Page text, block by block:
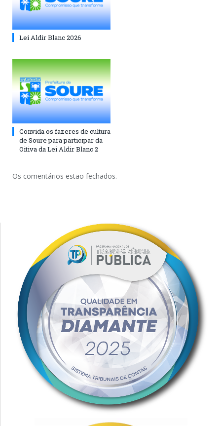
Lei Aldir Blanc 2026
Convida os fazeres de cultura
de Soure para participar da
Oitiva da Lei Aldir Blanc 2
Os comentários estão fechados.